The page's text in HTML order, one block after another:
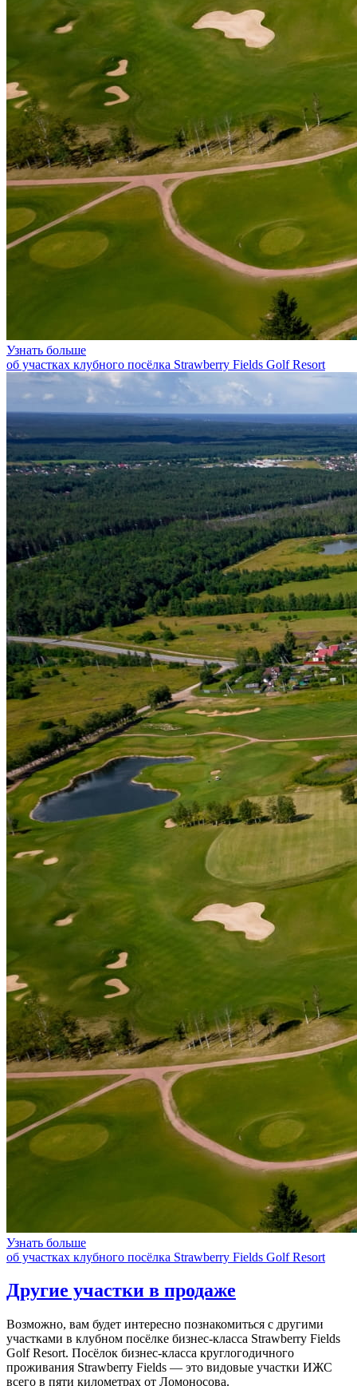
Узнать больше
об участках клубного посёлка Strawberry Fields Golf Resort
Узнать больше
об участках клубного посёлка Strawberry Fields Golf Resort
Другие участки в продаже
Возможно, вам будет интересно познакомиться с другими
участками в клубном посёлке бизнес-класса Strawberry Fields
Golf Resort. Посёлок бизнес-класса круглогодичного
проживания Strawberry Fields — это видовые участки ИЖС
всего в пяти километрах от Ломоносова.